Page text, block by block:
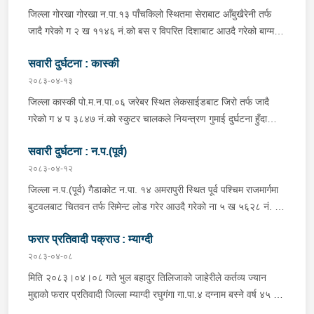
क्रममा निज अमन पौडेलको साथबाट र स्कुटरको डिक्की भित्रबाट गरी
प्रतिबन्धित लागुऔषध फेनारागन ११ एम्पुल, डाइजेपाम ११ एम्पुल, नुर्फिन ११
भइरहेको ।
जिल्ला गोरखा गोरखा न.पा.१३ पाँचकिलो स्थितमा सेराबाट आँबुखैरेनी तर्फ
जादै गरेको ग २ ख ११४६ नं.को बस र विपरित दिशाबाट आउदै गरेको बाग्मती
जिल्ला गोरखा सहिदलखन गा.पा.१ बक्राङ बस्ने वर्ष ३४ को विवश वि.क,
सवार वर्ष २७ को शंकर बिश्वकर्मा, शंकर वि.क को छोरी १५ महिनाकी प्रभा
विश्वकर्मा, बस चालक जिल्ला गोरखा पालुङटार न.पा.६ बस्ने वर्ष ३० को
मिलन गुरुङ. गोरखा न.पा.१३ देउराली बस्ने वर्ष ४२ को कृष्णा राम नराल
पठाएको ।
सवारी दुर्घटना : कास्की
२०८३-०४-१३
जिल्ला कास्की पो.म.न.पा.०६ जरेबर स्थित लेकसाईडबाट जिरो तर्फ जादै
गरेको ग ४ प ३८४७ नं.को स्कुटर चालकले नियन्त्रण गुमाई दुर्घटना हुँदा
अर्चलबोट बस्ने बर्ष २४ कि शान्ति नेपाली घाईते भई उपचारको लागि G.M.C
अस्पताल पठाइएको ।
सवारी दुर्घटना : न.प.(पूर्व)
२०८३-०४-१२
जिल्ला न.प.(पूर्व) गैडाकोट न.पा. १४ अमरापुरी स्थित पूर्व पश्चिम राजमार्गमा
बुटवलबाट चितवन तर्फ सिमेन्ट लोड गरेर आउदै गरेको ना ५ ख ५६२८ नं. को
प ८९४३ नं. को मोटरसाइकल एक आपसमा ठक्कर खाई दुर्घटना हुँदा
मोटरसाइकल चालक जिल्ला मोरङ बिराटनगर म.न.पा. वडा न. १३ बस्ने बर्ष
३० को अभिषेक कुमार पण्डित घाईते भई उपचारको लागी एलआईभ अस्पताल
चितवन पठाएको, मोटरसाइकल,ट्रक र ट्रक चालक जिल्ला न.प.पुर्व देवचुली
फरार प्रतिवादी पक्राउ : म्याग्दी
२०८३-०४-०८
मिति २०८३।०४।०८ गते भुल बहादुर तिलिजाको जाहेरीले कर्तव्य ज्यान
मुद्दाको फरार प्रतिवादी जिल्ला म्याग्दी रघुगंगा गा.पा.४ दग्नाम बस्ने वर्ष ४५ को